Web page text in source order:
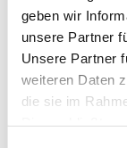
geben wir
unsere Partner
Unsere Partner
weiteren Daten
die sie im
Besitz von